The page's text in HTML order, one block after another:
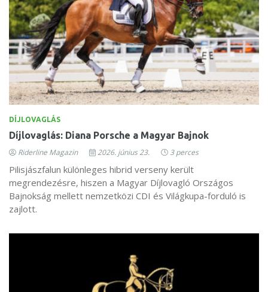
DÍJLOVAGLÁS
Díjlovaglás: Diana Porsche a Magyar Bajnok
Riderline Magazin 2026. június 23. 3 perces
Pilisjászfalun különleges hibrid verseny került
megrendezésre, hiszen a Magyar Díjlovagló Országos
Bajnokság mellett nemzetközi CDI és Világkupa-forduló is
zajlott.